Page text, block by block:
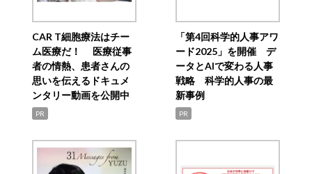
CAR T細胞療法はチー
ム医療だ！ 医療従事
者の情熱、患者さんの
思いを伝えるドキュメ
ンタリー動画を公開中
PR
「第4回科学的人事アワ
ード2025」を開催 デ
ータとAIで変わる人事
戦略 科学的人事の最
新事例
PR